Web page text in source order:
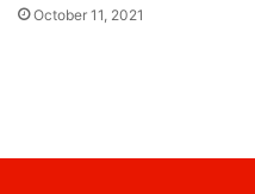
October 11, 2021